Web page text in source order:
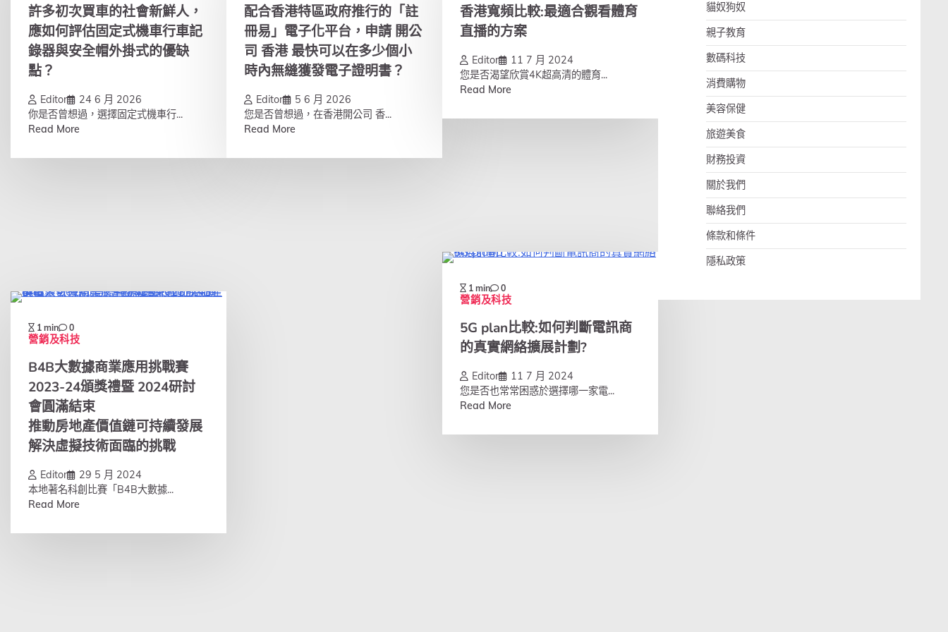
許多初次買車的社會新鮮人，
應如何評估固定式機車行車記
錄器與安全帽外掛式的優缺
點？
Editor
24 6 月 2026
你是否曾想過，選擇固定式機車行...
Read More
配合香港特區政府推行的「註
冊易」電子化平台，申請 開公
司 香港 最快可以在多少個小
時內無縫獲發電子證明書？
Editor
5 6 月 2026
您是否曾想過，在香港開公司 香...
Read More
香港寬頻比較:最適合觀看體育
直播的方案
Editor
11 7 月 2024
您是否渴望欣賞4K超高清的體育...
Read More
1 min 0
營銷及科技
5G plan比較:如何判斷電訊商
的真實網絡擴展計劃?
Editor
11 7 月 2024
您是否也常常困惑於選擇哪一家電...
Read More
1 min 0
營銷及科技
B4B大數據商業應用挑戰賽
2023-24頒獎禮暨 2024研討
會圓滿結束
推動房地產價值鏈可持續發展
解決虛擬技術面臨的挑戰
Editor
29 5 月 2024
本地著名科創比賽「B4B大數據...
Read More
貓奴狗奴
親子教育
數碼科技
消費購物
美容保健
旅遊美食
財務投資
關於我們
聯絡我們
條款和條件
隱私政策